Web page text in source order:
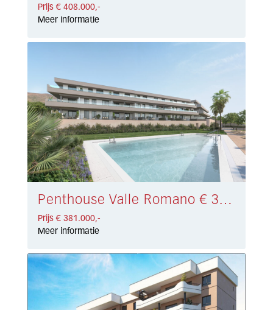
Prijs € 408.000,-
Meer informatie
Penthouse Valle Romano € 381.000,-
Prijs € 381.000,-
Meer informatie